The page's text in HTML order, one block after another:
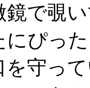
鏡で覗
ぴっ
守っ